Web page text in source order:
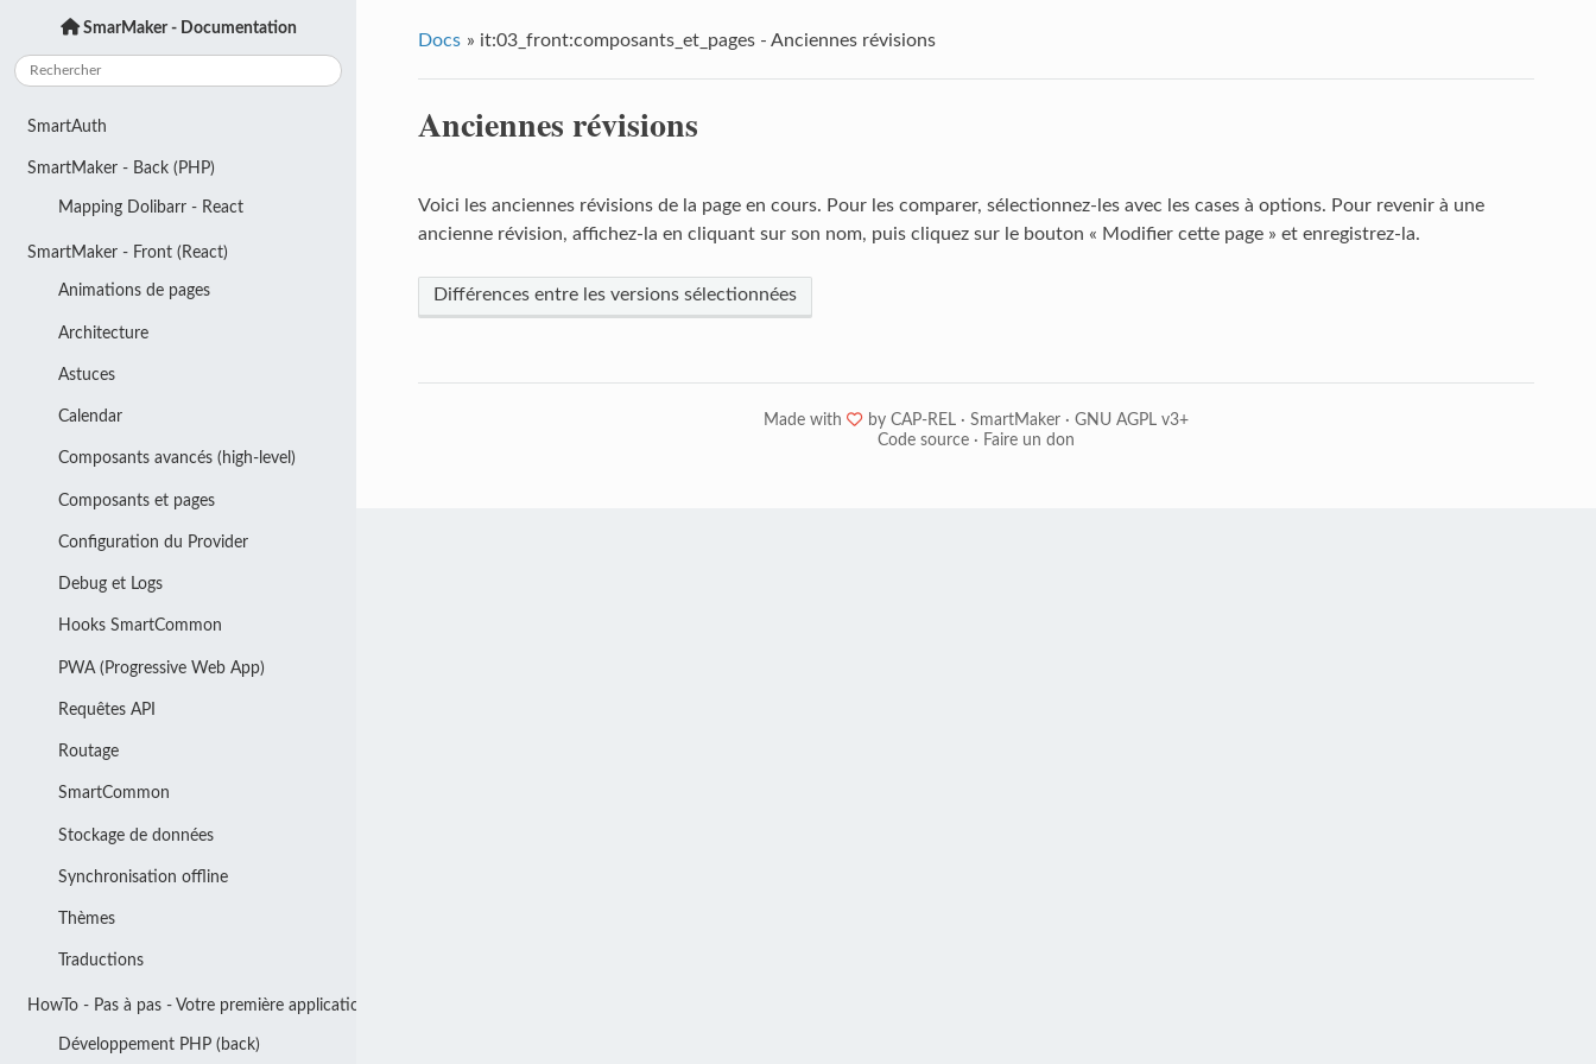
Docs » it:03_front:composants_et_pages - Anciennes révisions
Anciennes révisions
Voici les anciennes révisions de la page en cours. Pour les comparer, sélectionnez-les avec les cases à options. Pour revenir à une
ancienne révision, affichez-la en cliquant sur son nom, puis cliquez sur le bouton « Modifier cette page » et enregistrez-la.
Différences entre les versions sélectionnées
Made with ❤ by CAP-REL · SmartMaker · GNU AGPL v3+
Code source · Faire un don
SmarMaker - Documentation
SmartAuth
SmartMaker - Back (PHP)
Mapping Dolibarr - React
SmartMaker - Front (React)
Animations de pages
Architecture
Astuces
Calendar
Composants avancés (high-level)
Composants et pages
Configuration du Provider
Debug et Logs
Hooks SmartCommon
PWA (Progressive Web App)
Requêtes API
Routage
SmartCommon
Stockage de données
Synchronisation offline
Thèmes
Traductions
HowTo - Pas à pas - Votre première application
Développement PHP (back)